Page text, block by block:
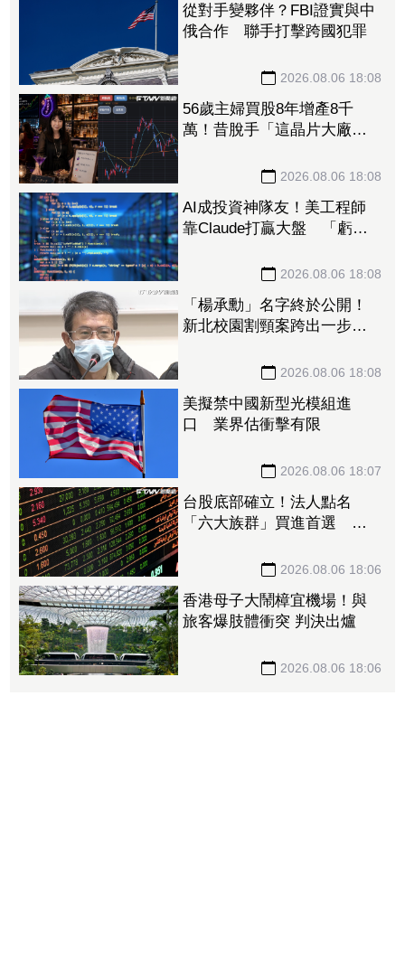
從對手變夥伴？FBI證實與中
俄合作 聯手打擊跨國犯罪
2026.08.06 18:08
56歲主婦買股8年增產8千
萬！昔脫手「這晶片大廠」
2026.08.06 18:08
AI成投資神隊友！美工程師
靠Claude打贏大盤 「虧損
2026.08.06 18:08
「楊承勳」名字終於公開！
新北校園割頸案跨出一步
2026.08.06 18:08
美擬禁中國新型光模組進
口 業界估衝擊有限
2026.08.06 18:07
台股底部確立！法人點名
「六大族群」買進首選 大
2026.08.06 18:06
香港母子大鬧樟宜機場！與
旅客爆肢體衝突 判決出爐
2026.08.06 18:06